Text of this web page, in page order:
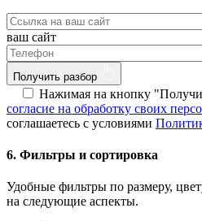
ваш сайт
Получить разбор
Нажимая на кнопку
согласие на обработку своих
соглашаетесь с условиями
6. Фильтры и сортировка
Удобные фильтры по размеру,
на следующие аспекты.